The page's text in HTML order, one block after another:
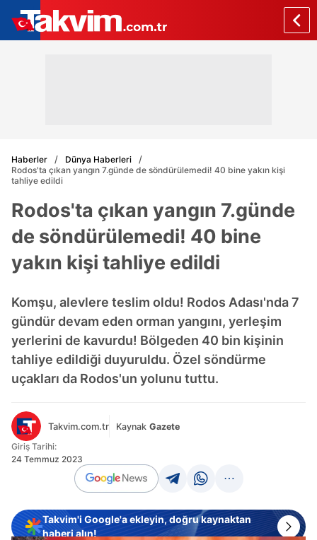
Haberler
Dünya Haberleri
Rodos'ta çıkan yangın 7.günde de söndürülemedi! 40 bine yakın kişi
tahliye edildi
Rodos'ta çıkan yangın 7.günde
de söndürülemedi! 40 bine
yakın kişi tahliye edildi
Komşu, alevlere teslim oldu! Rodos Adası'nda 7
gündür devam eden orman yangını, yerleşim
yerlerini de kavurdu! Bölgeden 40 bin kişinin
tahliye edildiği duyuruldu. Özel söndürme
uçakları da Rodos'un yolunu tuttu.
Takvim.com.tr Kaynak Gazete
Giriş Tarihi:
24 Temmuz 2023
Takvim'i Google'a ekleyin, doğru kaynaktan
haberi alın!